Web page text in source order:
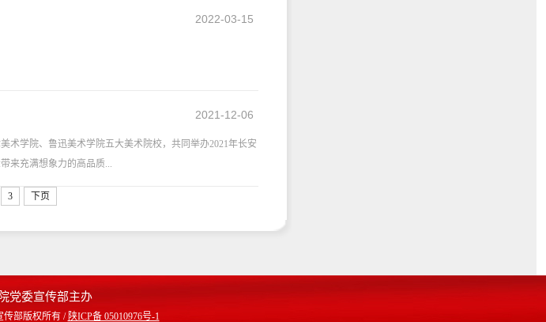
2022-03-15
2021-12-06
术学院、鲁迅美术学院五大美术院校，共同举办2021年长安
来充满想象力的高品质...
3 下页
党委宣传部主办
传部版权所有 / 陕ICP备 05010976号-1